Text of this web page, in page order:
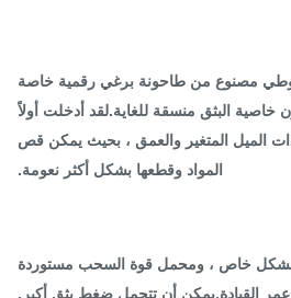
مصنوع من طاحونة برغي رقمية خاصة
البثق منسقة للغاية.لقد أدخلت أولاً
المتغير والعمق ، بحيث يمكن قص
المواد وقطعها بشكل أكثر نعومة.
خاص ، ومحمل قوة السحب مستوردة
أن تتحمل ضغط بثق أكبر.